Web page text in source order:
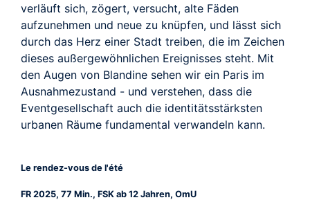
verläuft sich, zögert, versucht, alte Fäden
aufzunehmen und neue zu knüpfen, und lässt sich
durch das Herz einer Stadt treiben, die im Zeichen
dieses außergewöhnlichen Ereignisses steht. Mit
den Augen von Blandine sehen wir ein Paris im
Ausnahmezustand - und verstehen, dass die
Eventgesellschaft auch die identitätsstärksten
urbanen Räume fundamental verwandeln kann.
Le rendez-vous de l'été
FR 2025, 77 Min., FSK ab 12 Jahren, OmU